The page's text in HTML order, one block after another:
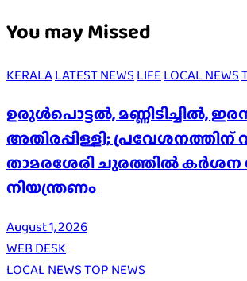
You may Missed
KERALALATEST NEWSLIFELOCAL NEWS
ഉരുൾപൊട്ടൽ, മണ്ണിടിച്ചിൽ,
അതിരപ്പിള്ളി; പ്രവേശനത്തിന്
താമരശേരി ചുരത്തില്‍
നിയന്ത്രണം
August 1, 2026
WEB DESK
LOCAL NEWSTOP NEWS